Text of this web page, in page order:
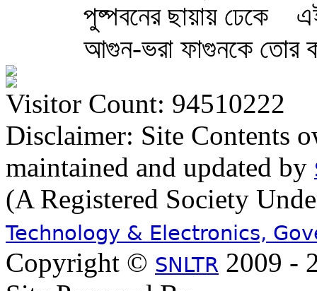
পুষ্পবনের ছায়ায় ঢেকে
আগুন-ভরা ফাগুনকে তোর
Visitor Count: 94510222
Disclaimer: Site Contents
maintained and updated by
(A Registered Society
Technology & Electronics,
Copyright © SNLTR 2009 -